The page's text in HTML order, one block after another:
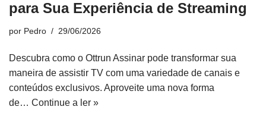
para Sua Experiência de Streaming
por Pedro 29/06/2026
Descubra como o Ottrun Assinar pode transformar sua
maneira de assistir TV com uma variedade de canais e
conteúdos exclusivos. Aproveite uma nova forma
de… Continue a ler »